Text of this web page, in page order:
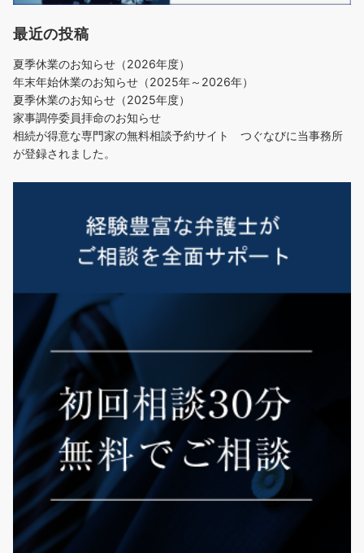
最近の投稿
夏季休業のお知らせ（2026年度）
年末年始休業のお知らせ（2025年～2026年）
夏季休業のお知らせ（2025年度）
家事調停委員拝命のお知らせ
相続が得意な専門家の無料相談予約サイト つぐなびに当事務所
が登録されました。